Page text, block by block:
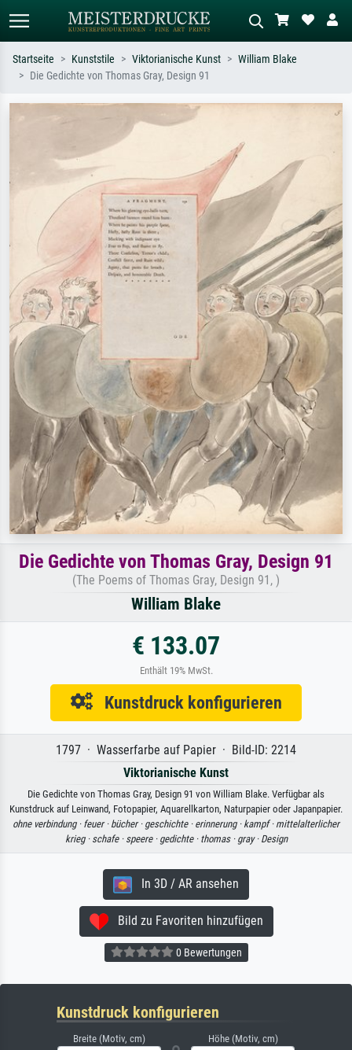
Suchen Sie nach Künstlern, Werktiteln
oder Stilen – z.B. Monet,
Sternennacht, Impressionismus, Welle
Hokusai, Akt.
Beschreiben Sie die Szene – z.B. Grüne
Ölgemälde, Stehender Akt neben einem
Startseite Kunststile Viktorianische Kunst
William Blake
Die Gedichte von Thomas Gray, Design 91
Die Gedichte von Thomas Gray, Design 91
(The Poems of Thomas Gray, Design 91, )
William Blake
€ 133.07
Enthält 19% MwSt.
Kunstdruck konfigurieren
1797 · Wasserfarbe auf Papier · Bild-ID: 2214
Viktorianische Kunst
Die Gedichte von Thomas Gray, Design 91 von William Blake. Verfügbar als
Kunstdruck auf Leinwand, Fotopapier, Aquarellkarton, Naturpapier oder Japanpapier.
ohne verbindung · feuer · bücher · geschichte · erinnerung · kampf · mittelalterlicher
krieg · schafe · speere · gedichte · thomas · gray · Design
In 3D / AR ansehen
Bild zu Favoriten hinzufügen
0 Bewertungen
Kunstdruck konfigurieren
Breite (Motiv, cm) Höhe (Motiv, cm)